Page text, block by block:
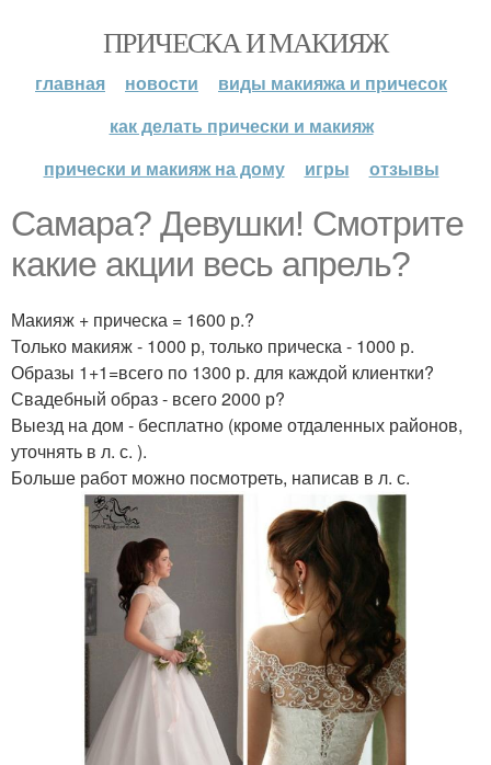
ПРИЧЕСКА И МАКИЯЖ
главная новости
виды макияжа и причесок
как делать прически и макияж
прически и макияж на дому
игры отзывы
Самара? Девушки! Смотрите
какие акции весь апрель?
Макияж + прическа = 1600 р.?
Только макияж - 1000 р, только прическа - 1000 р.
Образы 1+1=всего по 1300 р. для каждой клиентки?
Свадебный образ - всего 2000 р?
Выезд на дом - бесплатно (кроме отдаленных районов,
уточнять в л. с. ).
Больше работ можно посмотреть, написав в л. с.